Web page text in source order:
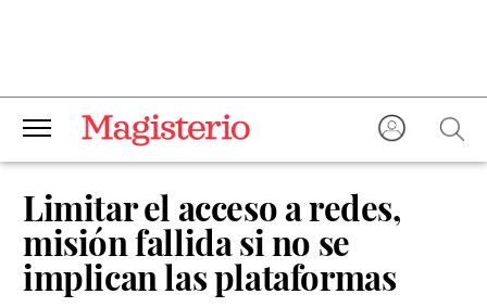
Limitar el acceso a redes,
misión fallida si no se
implican las plataformas